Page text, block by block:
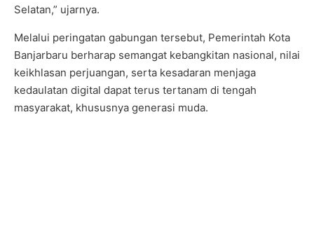
Selatan,” ujarnya.
Melalui peringatan gabungan tersebut, Pemerintah Kota
Banjarbaru berharap semangat kebangkitan nasional, nilai
keikhlasan perjuangan, serta kesadaran menjaga
kedaulatan digital dapat terus tertanam di tengah
masyarakat, khususnya generasi muda.